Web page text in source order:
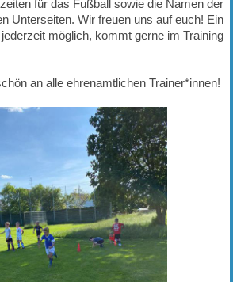
für das Fußball sowie die Namen der
Unterseiten. Wir freuen uns auf euch! Ein
möglich, kommt gerne im Training
an alle ehrenamtlichen Trainer*innen!